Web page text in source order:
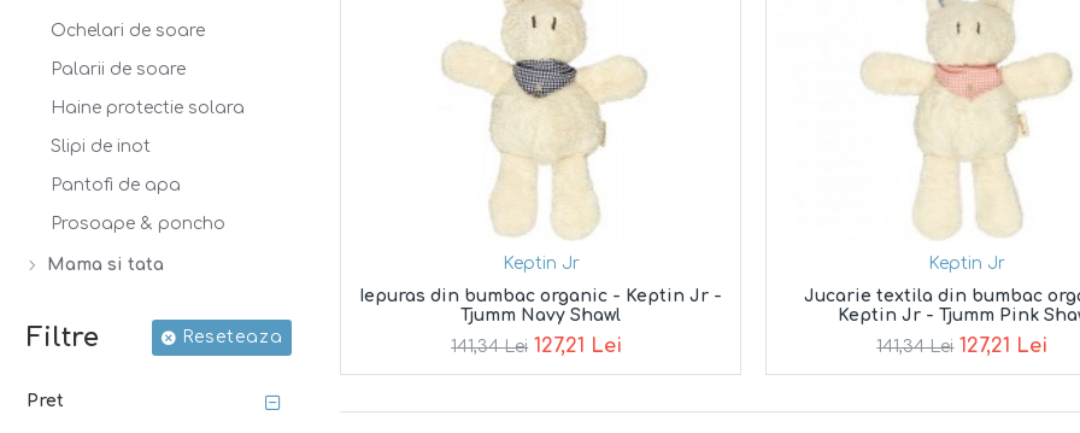
Ochelari de soare
Palarii de soare
Haine protectie solara
Slipi de inot
Pantofi de apa
Prosoape & poncho
Mama si tata
Filtre Reseteaza
Pret
Keptin Jr
Iepuras din bumbac organic - Keptin Jr -
Tjumm Navy Shawl
141,34 Lei 127,21 Lei
Keptin Jr
Jucarie textila din bumbac
Keptin Jr - Tjumm Pink
141,34 Lei 127,21 Lei